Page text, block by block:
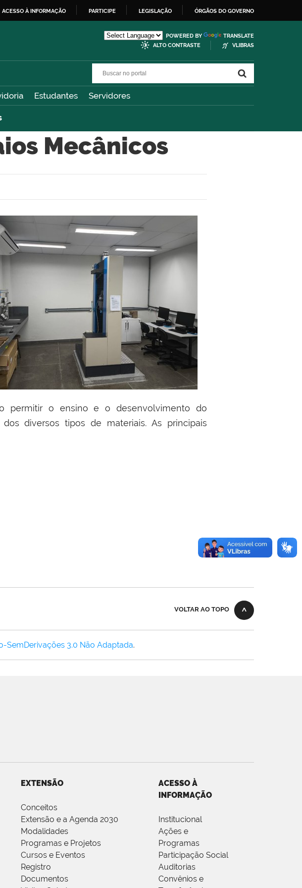
ACESSO À INFORMAÇÃO PARTICIPE LEGISLAÇÃO ÓRGÃOS DO GOVERNO
POWERED BY
TRANSLATE
ALTO CONTRASTE
VLIBRAS
Estudantes Servidores
Mecânicos
permitir o ensino e o desenvolvimento do
diversos tipos de materiais. As principais
VOLTAR AO TOPO
SemDerivações 3.0 Não Adaptada.
EXTENSÃO
Conceitos
Extensão e a Agenda 2030
Modalidades
Programas e Projetos
Cursos e Eventos
Registro
Documentos
ACESSO À
INFORMAÇÃO
Institucional
Ações e
Programas
Participação Social
Auditorias
Convênios e